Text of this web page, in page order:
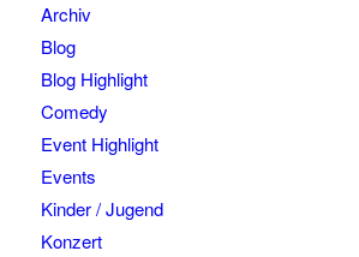
Archiv
Blog
Blog Highlight
Comedy
Event Highlight
Events
Kinder / Jugend
Konzert